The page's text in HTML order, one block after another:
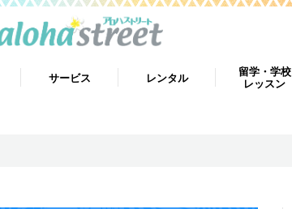
サービス レンタル
留学・学校
レッスン